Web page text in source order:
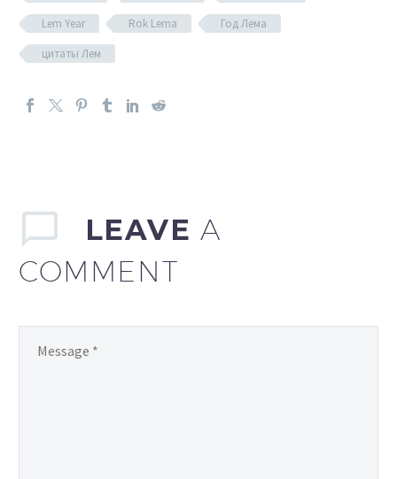
Lem Year
Rok Lema
Год Лема
цитаты Лем
LEAVEA
COMMENT